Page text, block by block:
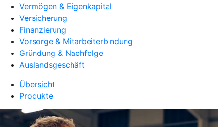
Vermögen & Eigenkapital
Versicherung
Finanzierung
Vorsorge & Mitarbeiterbindung
Gründung & Nachfolge
Auslandsgeschäft
Übersicht
Produkte